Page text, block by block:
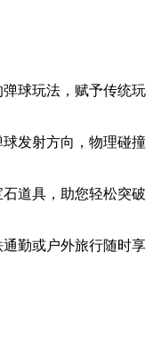
球玩法，赋予传统玩
发射方向，物理碰撞
道具，助您轻松突破
勤或户外旅行随时享